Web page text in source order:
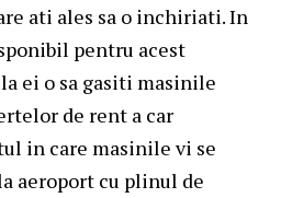
ati ales sa o inchiriati. In
pentru acest
ei o sa gasiti masinile
de rent a car
in care masinile vi se
aeroport cu plinul de